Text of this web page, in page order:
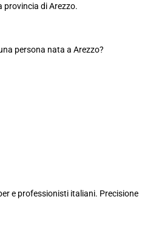
provincia di Arezzo.
persona nata a Arezzo?
e professionisti italiani. Precisione